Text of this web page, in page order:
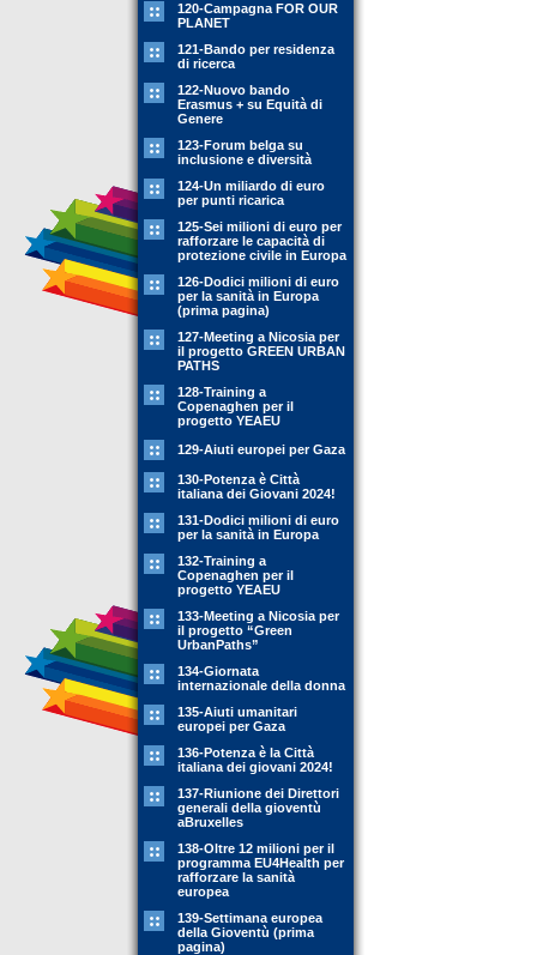
120-Campagna FOR OUR
PLANET
121-Bando per residenza
di ricerca
122-Nuovo bando
Erasmus + su Equità di
Genere
123-Forum belga su
inclusione e diversità
124-Un miliardo di euro
per punti ricarica
125-Sei milioni di euro per
rafforzare le capacità di
protezione civile in Europa
126-Dodici milioni di euro
per la sanità in Europa
(prima pagina)
127-Meeting a Nicosia per
il progetto GREEN URBAN
PATHS
128-Training a
Copenaghen per il
progetto YEAEU
129-Aiuti europei per Gaza
130-Potenza è Città
italiana dei Giovani 2024!
131-Dodici milioni di euro
per la sanità in Europa
132-Training a
Copenaghen per il
progetto YEAEU
133-Meeting a Nicosia per
il progetto “Green
UrbanPaths”
134-Giornata
internazionale della donna
135-Aiuti umanitari
europei per Gaza
136-Potenza è la Città
italiana dei giovani 2024!
137-Riunione dei Direttori
generali della gioventù
aBruxelles
138-Oltre 12 milioni per il
programma EU4Health per
rafforzare la sanità
europea
139-Settimana europea
della Gioventù (prima
pagina)